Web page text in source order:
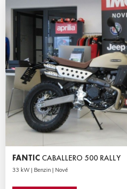
FANTIC CABALLERO 500 RALLY
33 kW | Benzin | Nové